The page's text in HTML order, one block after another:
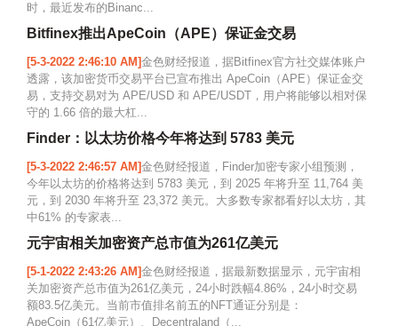
时，最近发布的Binanc...
Bitfinex推出ApeCoin（APE）保证金交易
[5-3-2022 2:46:10 AM]金色财经报道，据Bitfinex官方社交媒体账户
透露，该加密货币交易平台已宣布推出 ApeCoin（APE）保证金交
易，支持交易对为 APE/USD 和 APE/USDT，用户将能够以相对保
守的 1.66 倍的最大杠...
Finder：以太坊价格今年将达到 5783 美元
[5-3-2022 2:46:57 AM]金色财经报道，Finder加密专家小组预测，
今年以太坊的价格将达到 5783 美元，到 2025 年将升至 11,764 美
元，到 2030 年将升至 23,372 美元。大多数专家都看好以太坊，其
中61% 的专家表...
元宇宙相关加密资产总市值为261亿美元
[5-1-2022 2:43:26 AM]金色财经报道，据最新数据显示，元宇宙相
关加密资产总市值为261亿美元，24小时跌幅4.86%，24小时交易
额83.5亿美元。当前市值排名前五的NFT通证分别是：
ApeCoin（61亿美元）、Decentraland（...